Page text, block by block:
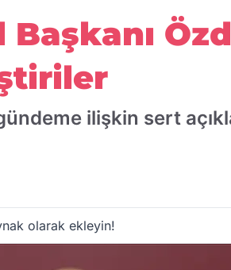
ilişkin sert
olarak ekleyin!